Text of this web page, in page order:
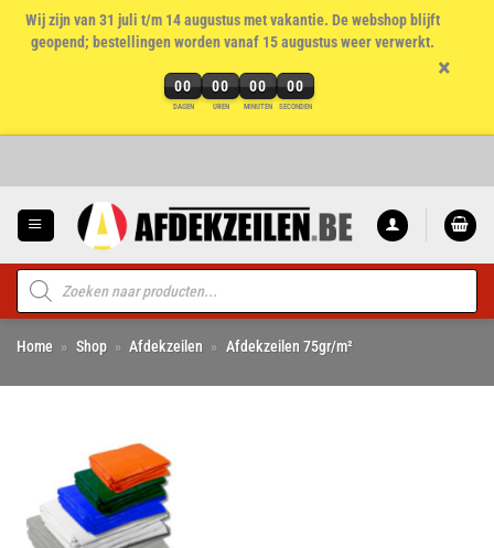
Wij zijn van 31 juli t/m 14 augustus met vakantie. De webshop blijft
geopend; bestellingen worden vanaf 15 augustus weer verwerkt.
00
DAGEN
00
UREN
00
MINUTEN
00
SECONDEN
×
Producten
zoeken
Home » Shop » Afdekzeilen » Afdekzeilen 75gr/m²